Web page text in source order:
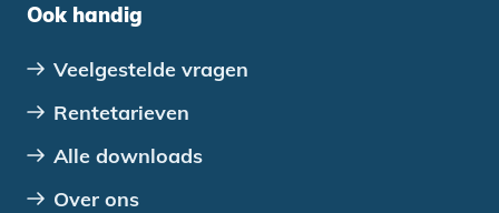
Ook handig
Veelgestelde vragen
Rentetarieven
Alle downloads
Over ons